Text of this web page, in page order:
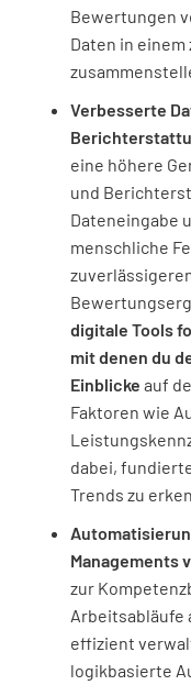
Bewertungen
Daten in
Verbesserte
eine höhere
und
Dateneingabe
menschliche
digitale Tools
mit denen du
Einblicke auf
Faktoren wie
dabei,
Trends zu
Managements
zur
Arbeitsabläufe
effizient
logikbasierte